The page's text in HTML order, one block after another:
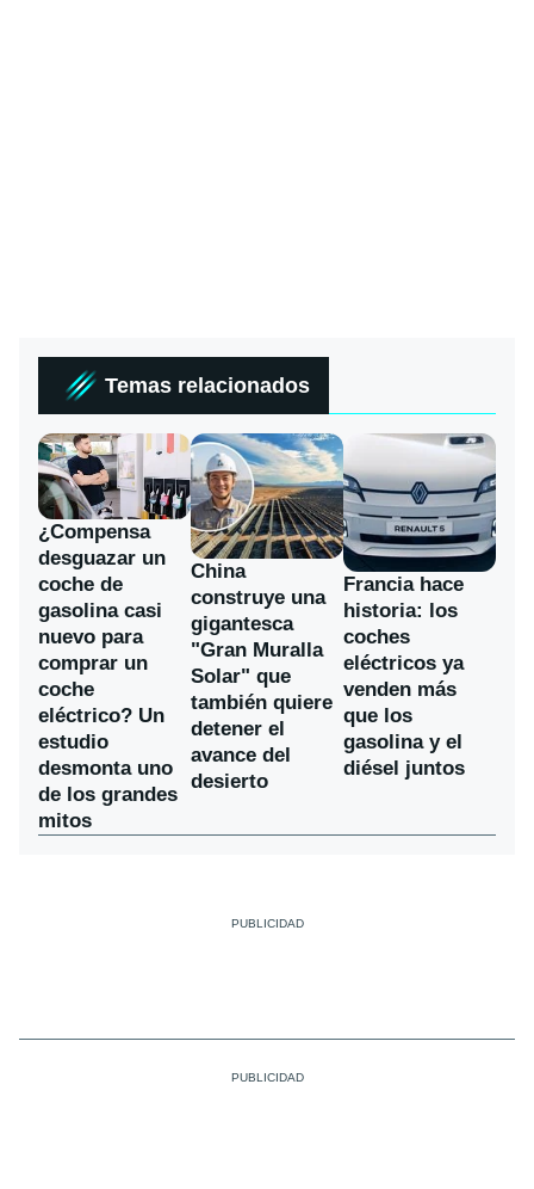
Temas relacionados
¿Compensa
desguazar un
coche de
gasolina casi
nuevo para
comprar un
coche
eléctrico? Un
estudio
desmonta uno
de los grandes
mitos
China
construye una
gigantesca
"Gran Muralla
Solar" que
también quiere
detener el
avance del
desierto
Francia hace
historia: los
coches
eléctricos ya
venden más
que los
gasolina y el
diésel juntos